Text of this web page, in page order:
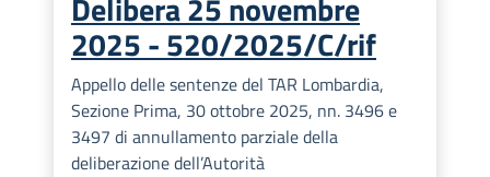
2025 - 520/2025/C/rif
Appello delle sentenze del TAR Lombardia,
Sezione Prima, 30 ottobre 2025, nn. 3496 e
3497 di annullamento parziale della
deliberazione dell’Autorità